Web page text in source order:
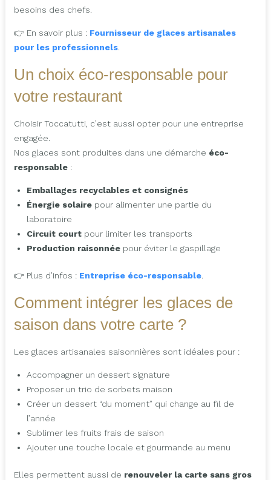
besoins des chefs.
👉 En savoir plus : Fournisseur de glaces artisanales
pour les professionnels.
Un choix éco-responsable pour
votre restaurant
Choisir Toccatutti, c’est aussi opter pour une entreprise
engagée.
Nos glaces sont produites dans une démarche éco-
responsable :
Emballages recyclables et consignés
Énergie solaire pour alimenter une partie du
laboratoire
Circuit court pour limiter les transports
Production raisonnée pour éviter le gaspillage
👉 Plus d’infos : Entreprise éco-responsable.
Comment intégrer les glaces de
saison dans votre carte ?
Les glaces artisanales saisonnières sont idéales pour :
Accompagner un dessert signature
Proposer un trio de sorbets maison
Créer un dessert “du moment” qui change au fil de
l’année
Sublimer les fruits frais de saison
Ajouter une touche locale et gourmande au menu
Elles permettent aussi de renouveler la carte sans gros